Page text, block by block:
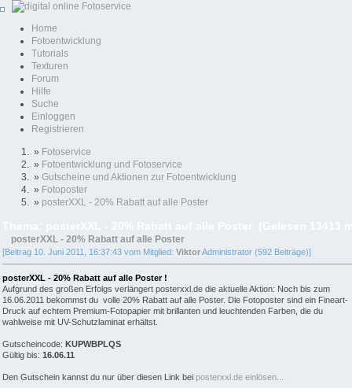
Home
Fotoentwicklung
Tutorials
Texturen
Forum
Hilfe
Suche
Einloggen
Registrieren
» Fotoservice
» Fotoentwicklung und Fotoservice
» Gutscheine und Aktionen zur Fotoentwicklung
» Fotoposter
» posterXXL - 20% Rabatt auf alle Poster
posterXXL - 20% Rabatt auf alle Poster
[Beitrag 10. Juni 2011, 16:37:43 vom Mitglied: ViktorAdministrator (592 Beiträge)]
posterXXL - 20% Rabatt auf alle Poster !
Aufgrund des großen Erfolgs verlängert posterxxl.de die aktuelle Aktion: Noch bis zum
16.06.2011 bekommst du volle 20% Rabatt auf alle Poster. Die Fotoposter sind ein Fineart-
Druck auf echtem Premium-Fotopapier mit brillanten und leuchtenden Farben, die du
wahlweise mit UV-Schutzlaminat erhältst.
Gutscheincode: KUPWBPLQS
Gültig bis: 16.06.11
Den Gutschein kannst du nur über diesen Link bei posterxxl.de einlösen...